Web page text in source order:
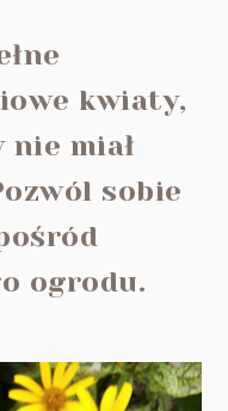
kwiaty,
miał
sobie
ogrodu.